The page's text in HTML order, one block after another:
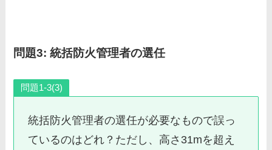
問題3: 統括防火管理者の選任
問題1-3(3)
統括防火管理者の選任が必要なもので誤っ
ているのはどれ？ただし、高さ31mを超え